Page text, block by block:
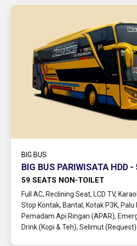
BIG BUS
BIG BUS PARIWISATA HDD -
59 SEATS NON-TOILET
Full AC, Reclining Seat, LCD TV,
Stop Kontak, Bantal, Kotak P3K,
Pemadam Api Ringan (APAR),
Drink (Kopi & Teh), Selimut (Request)